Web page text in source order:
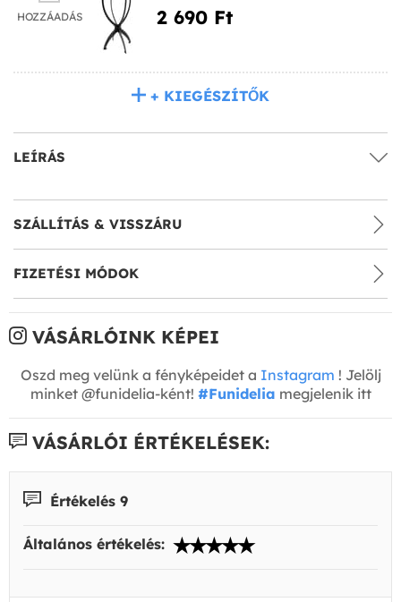
HOZZÁADÁS 2 690 Ft‎
+ KIEGÉSZÍTŐK
LEÍRÁS
SZÁLLÍTÁS & VISSZÁRU
FIZETÉSI MÓDOK
VÁSÁRLÓINK KÉPEI
Oszd meg velünk a fényképeidet a Instagram ! Jelölj
minket @funidelia-ként! #Funidelia megjelenik itt
VÁSÁRLÓI ÉRTÉKELÉSEK:
Értékelés 9
Általános értékelés: